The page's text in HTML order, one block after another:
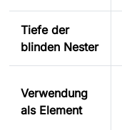
Tiefe der
blinden Nester
Verwendung
als Element